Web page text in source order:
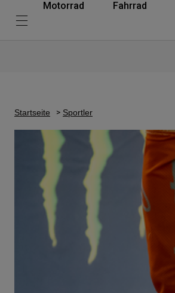
Motorrad Fahrrad
Startseite Sportler